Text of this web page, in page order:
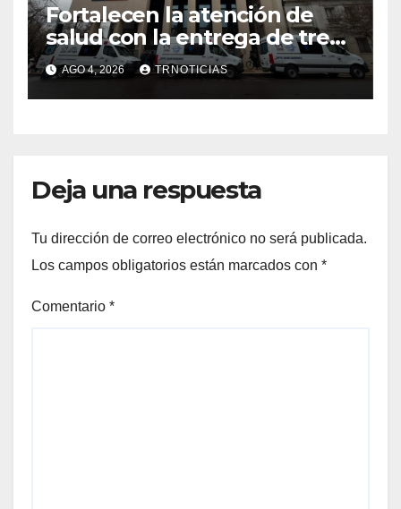
Fortalecen la atención de
salud con la entrega de tres
nuevas ambulancias para
Cauquenes y Sagrada Familia
AGO 4, 2026 TRNOTICIAS
Deja una respuesta
Tu dirección de correo electrónico no será publicada.
Los campos obligatorios están marcados con *
Comentario *